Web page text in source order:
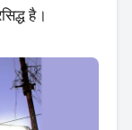
है।